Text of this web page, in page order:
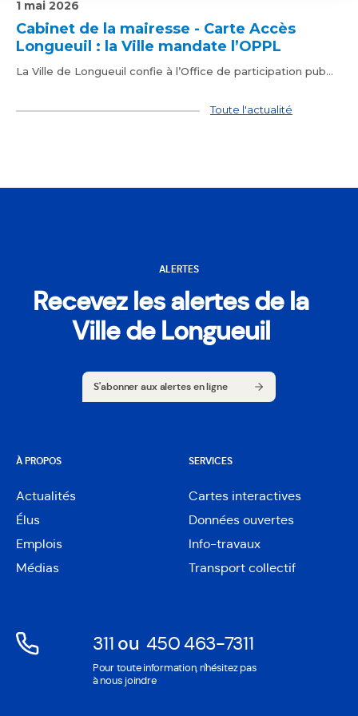
Cabinet de la mairesse - Carte Accès
Longueuil : la Ville mandate l’OPPL
1 mai 2026
La Ville de Longueuil confie à l’Office de participation pub...
Toute l'actualité
ALERTES
Recevez les alertes de la
Ville de Longueuil
S'abonner aux alertes en ligne
À PROPOS
Actualités
Élus
Emplois
Médias
SERVICES
Cartes interactives
Ouvre
dans
une
nouvelle
Données ouvertes
Ouvre
dans
une
Info-travaux
Transport collectif
311Ouvre
dans
ou 450 463-7311
Ouvre
dans
Pour toute information, n'hésitez pas
à nous joindre